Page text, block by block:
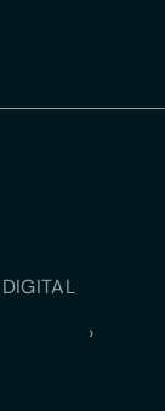
›